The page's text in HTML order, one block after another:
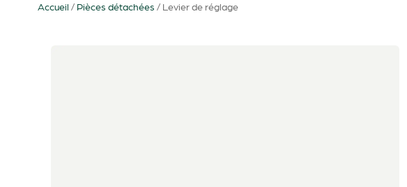
Accueil / Pièces détachées / Levier de réglage